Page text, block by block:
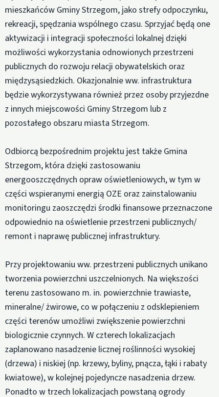
mieszkańców Gminy Strzegom, jako strefy odpoczynku,
rekreacji, spędzania wspólnego czasu. Sprzyjać będą one
aktywizacji i integracji społeczności lokalnej dzięki
możliwości wykorzystania odnowionych przestrzeni
publicznych do rozwoju relacji obywatelskich oraz
międzysąsiedzkich. Okazjonalnie ww. infrastruktura
będzie wykorzystywana również przez osoby przyjezdne
z innych miejscowości Gminy Strzegom lub z
pozostałego obszaru miasta Strzegom.
Odbiorcą bezpośrednim projektu jest także Gmina
Strzegom, która dzięki zastosowaniu
energooszczędnych opraw oświetleniowych, w tym w
części wspieranymi energią OZE oraz zainstalowaniu
monitoringu zaoszczędzi środki finansowe przeznaczone
odpowiednio na oświetlenie przestrzeni publicznych/
remont i naprawę publicznej infrastruktury.
Przy projektowaniu ww. przestrzeni publicznych unikano
tworzenia powierzchni uszczelnionych. Na większości
terenu zastosowano m. in. powierzchnie trawiaste,
mineralne/ żwirowe, co w połączeniu z odsklepieniem
części terenów umożliwi zwiększenie powierzchni
biologicznie czynnych. W czterech lokalizacjach
zaplanowano nasadzenie licznej roślinności wysokiej
(drzewa) i niskiej (np. krzewy, byliny, pnącza, łąki i rabaty
kwiatowe), w kolejnej pojedyncze nasadzenia drzew.
Ponadto w trzech lokalizacjach powstaną ogrody